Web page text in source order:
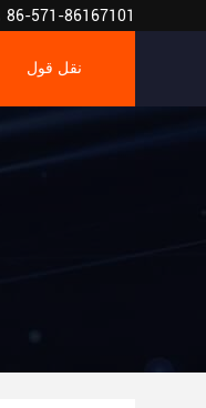
86-571-86167101
نقل قول